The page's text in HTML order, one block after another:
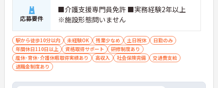
との両立を強力にサポートする環境です
・医療費や市販薬の補助が受けられる共済会制度に
で、長期的な安心感を持ってご活躍いただけます
応募要件
■介護支援専門員免許 ■実務経験2年以上
※施設形態問いません
駅から徒歩10分以内 未経験OK 残業少なめ 土日祝休
日勤のみ
年間休日110日以上
資格取得サポート
研修制度あり
産休･育休･介護休暇取得実績あり
高収入 社会保険完備
交通費支給
退職金制度あり